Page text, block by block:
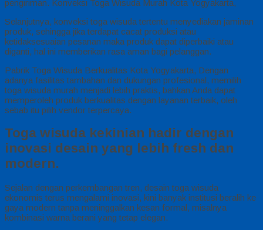
pengiriman. Konveksi Toga Wisuda Murah Kota Yogyakarta,
Selanjutnya, konveksi toga wisuda tertentu menyediakan jaminan
produk, sehingga jika terdapat cacat produksi atau
ketidaksesuaian pesanan maka produk dapat diperbaiki atau
diganti, hal ini memberikan rasa aman bagi pelanggan.
Pabrik Toga Wisuda Berkualitas Kota Yogyakarta, Dengan
adanya fasilitas tambahan dan dukungan profesional, memilih
toga wisuda murah menjadi lebih praktis, bahkan Anda dapat
memperoleh produk berkualitas dengan layanan terbaik, oleh
sebab itu pilih vendor terpercaya.
Toga wisuda kekinian hadir dengan
inovasi desain yang lebih fresh dan
modern.
Sejalan dengan perkembangan tren, desain toga wisuda
ekonomis terus mengalami inovasi, kini banyak institusi beralih ke
gaya modern tanpa meninggalkan kesan formal, misalnya
kombinasi warna berani yang tetap elegan.